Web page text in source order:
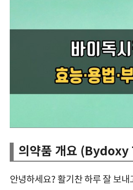
의약품 개요
안녕하세요? 활기찬 하루 잘 보내